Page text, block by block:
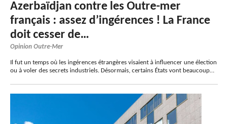
Azerbaïdjan contre les Outre-mer
français : assez d’ingérences ! La France
doit cesser de…
Opinion Outre-Mer
Il fut un temps où les ingérences étrangères visaient à influencer une élection
ou à voler des secrets industriels. Désormais, certains États vont beaucoup…